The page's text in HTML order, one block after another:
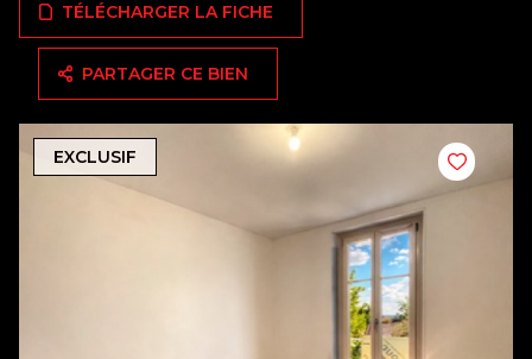
TÉLÉCHARGER LA FICHE
PARTAGER CE BIEN
EXCLUSIF